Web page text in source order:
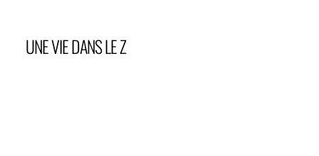
UNE VIE DANS LE Z